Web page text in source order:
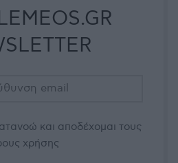
και αποδέχομαι τους
χρήσης